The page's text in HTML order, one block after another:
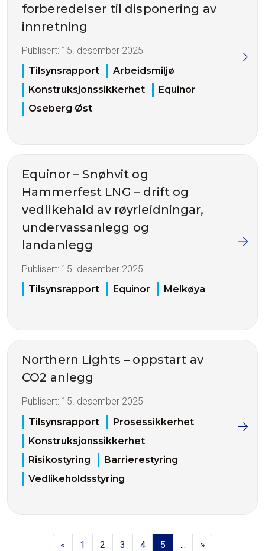
forberedelser til disponering av
innretning
Publisert: 15. desember 2025
Tilsynsrapport
Arbeidsmiljø
Konstruksjonssikkerhet
Equinor
Oseberg Øst
Equinor – Snøhvit og
Hammerfest LNG – drift og
vedlikehald av røyrleidningar,
undervassanlegg og
landanlegg
Publisert: 15. desember 2025
Tilsynsrapport
Equinor Melkøya
Northern Lights – oppstart av
CO2 anlegg
Publisert: 15. desember 2025
Tilsynsrapport
Prosessikkerhet
Konstruksjonssikkerhet
Risikostyring
Barrierestyring
Vedlikeholdsstyring
« 1 2 3 4 5 ... »